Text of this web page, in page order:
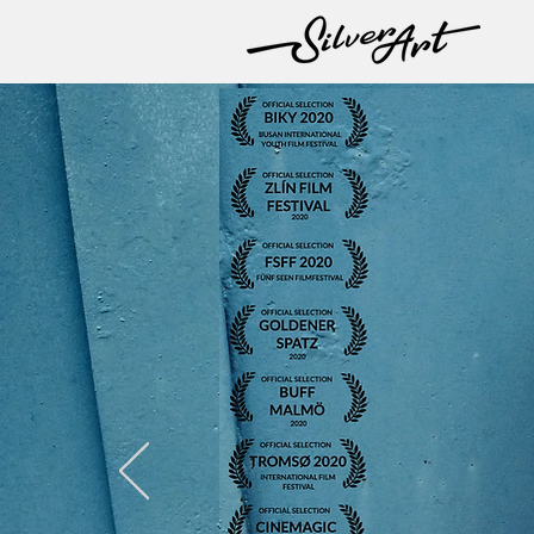
Crystal Bear
Winner
Crystal Bear
Winner
Crystal Bear
Winner
Crystal Bear
Crystal Bear
Winner
Crystal Bear
Winner